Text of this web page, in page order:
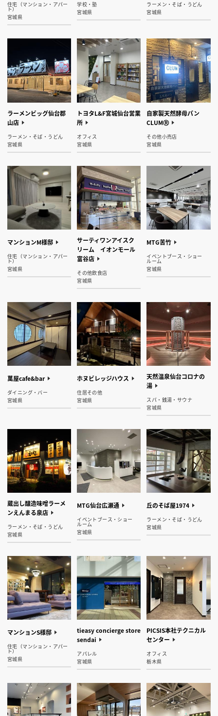
住宅（マンション・アパー
ト）
宮城県
学校・塾
宮城県
ラーメン・そば・うどん
宮城県
ラーメンビッグ仙台郡
山店
ラーメン・そば・うどん
宮城県
トヨタL&F宮城仙台営業
所
オフィス
宮城県
自家製天然酵母パン
CLUMⓇ
その他小売店
宮城県
マンションM様邸
住宅（マンション・アパー
ト）
宮城県
サーティワンアイスク
リーム イオンモール
富谷店
その他飲食店
宮城県
MTG苦竹
イベントブース・ショー
ルーム
宮城県
萬屋cafe&bar
ダイニング・バー
宮城県
ホヌビレッジハウス
住居その他
宮城県
天然温泉仙台コロナの
湯
スパ・銭湯・サウナ
宮城県
蔵出し醸造味噌ラーメ
ンえんまる泉店
ラーメン・そば・うどん
宮城県
MTG仙台広瀬通
イベントブース・ショー
ルーム
宮城県
丘のそば屋1974
ラーメン・そば・うどん
宮城県
マンションS様邸
住宅（マンション・アパー
ト）
宮城県
tieasy concierge store
sendai
アパレル
宮城県
PICSIS本社テクニカル
センター
オフィス
栃木県